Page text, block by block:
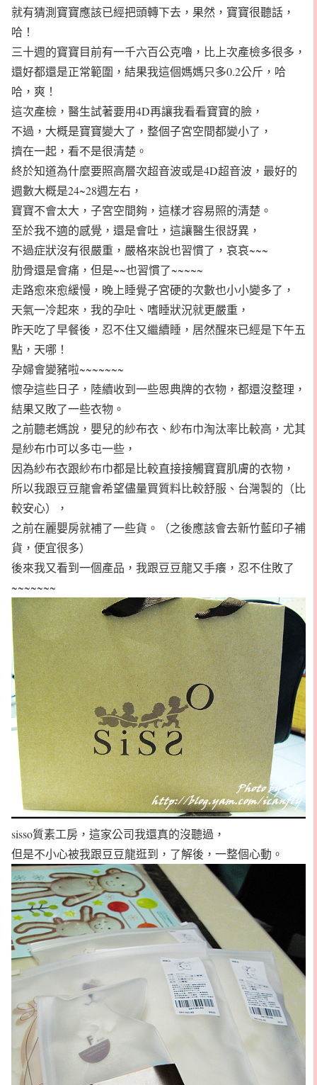
就有猜測寶寶應該已經把頭轉下去，果然，寶寶很聽話，
哈！
三十週的寶寶目前有一千六百公克嚕，比上次產檢多很多，
還好都還是正常範圍，結果我這個媽媽只多0.2公斤，哈
哈，爽！
這次產檢，醫生試著要用4D再讓我看看寶寶的臉，
不過，大概是寶寶變大了，整個子宮空間都變小了，
擠在一起，看不是很清楚。
終於知道為什麼要照高層次超音波或是4D超音波，最好的
週數大概是24~28週左右，
寶寶不會太大，子宮空間夠，這樣才容易照的清楚。
至於我不適的感覺，還是會吐，這讓醫生很訝異，
不過症狀沒有很嚴重，嚴格來說也習慣了，哀哀~~~
肋骨還是會痛，但是~~也習慣了~~~~~
走路愈來愈緩慢，晚上睡覺子宮硬的次數也小小變多了，
天氣一冷起來，我的孕吐、嗜睡狀況就更嚴重，
昨天吃了早餐後，忍不住又繼續睡，居然醒來已經是下午五
點，天哪！
孕婦會變豬啦~~~~~~~
懷孕這些日子，陸續收到一些恩典牌的衣物，都還沒整理，
結果又敗了一些衣物。
之前聽老媽說，嬰兒的紗布衣、紗布巾淘汰率比較高，尤其
是紗布巾可以多屯一些，
因為紗布衣跟紗布巾都是比較直接接觸寶寶肌膚的衣物，
所以我跟豆豆龍會希望儘量買質料比較舒服、台灣製的（比
較安心），
之前在麗嬰房就補了一些貨。（之後應該會去新竹藍印子補
貨，便宜很多）
後來我又看到一個產品，我跟豆豆龍又手癢，忍不住敗了
~~~~~~~
sisso質素工房，這家公司我還真的沒聽過，
但是不小心被我跟豆豆龍逛到，了解後，一整個心動。